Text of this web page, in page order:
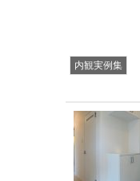
内観実例集